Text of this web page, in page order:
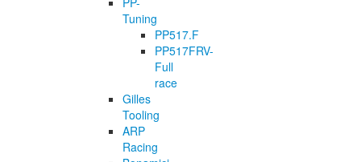
Tuning
PP517.F
PP517FRV-
Full
race
Gilles
Tooling
ARP
Racing